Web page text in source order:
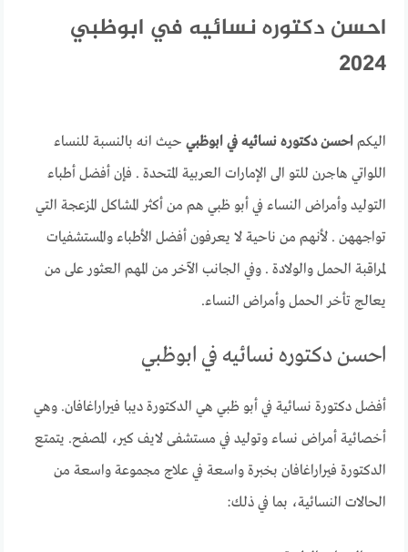
احسن دكتوره نسائيه في ابوظبي
2024
اليكماحسن دكتوره نسائيه في ابوظبي حيث انه بالنسبة للنساء
اللواتي هاجرن للتو الى الإمارات العربية المتحدة . فإن أفضل أطباء
التوليد وأمراض النساء في أبو ظبي هم من أكثر المشاكل المزعجة التي
تواجههن . لأنهم من ناحية لا يعرفون أفضل الأطباء والمستشفيات
لمراقبة الحمل والولادة . وفي الجانب الآخر من المهم العثور على من
يعالج تأخر الحمل وأمراض النساء.
احسن دكتوره نسائيه في ابوظبي
أفضل دكتورة نسائية في أبو ظبي هي الدكتورة ديبا فيراراغافان. وهي
أخصائية أمراض نساء وتوليد في مستشفى لايف كير، المصفح. يتمتع
الدكتورة فيراراغافان بخبرة واسعة في علاج مجموعة واسعة من
الحالات النسائية، بما في ذلك: